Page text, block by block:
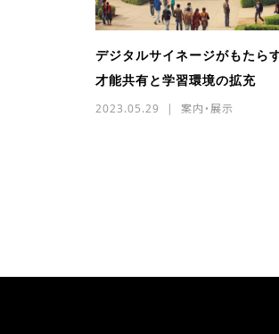
デジタルサイネージがもたら
才能共有と学習環境の拡充
2023.05.29 案内・展示